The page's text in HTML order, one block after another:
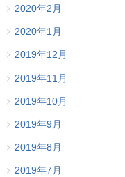
2020年2月
2020年1月
2019年12月
2019年11月
2019年10月
2019年9月
2019年8月
2019年7月